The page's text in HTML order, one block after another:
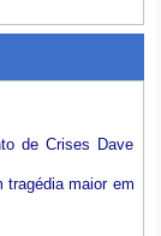
de Crises Dave
tragédia maior em